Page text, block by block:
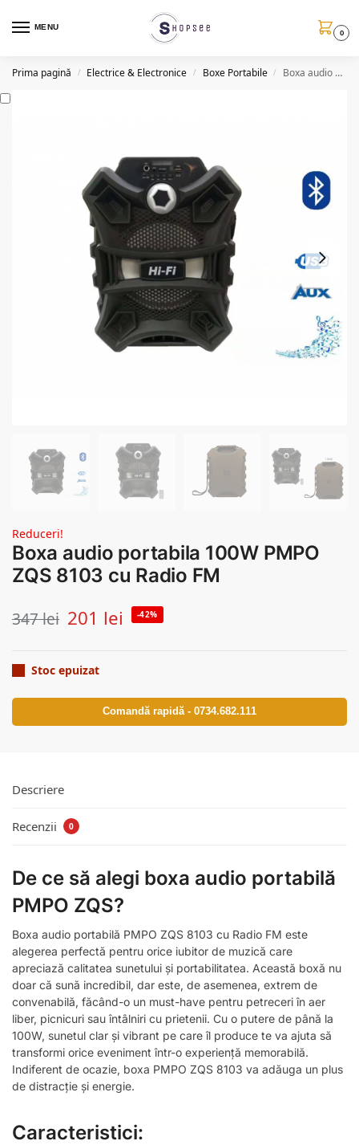
MENU
0
Prima pagină / Electrice & Electronice / Boxe Portabile / Boxa audio portabila 100W PMPO ZQS 8103 cu Radio FM
Reduceri!
Boxa audio portabila 100W PMPO
ZQS 8103 cu Radio FM
347lei 201 lei -42%
Stoc epuizat
Comandă rapidă - 0734.682.111
Descriere
Recenzii 0
De ce să alegi boxa audio portabilă
PMPO ZQS?
Boxa audio portabilă PMPO ZQS 8103 cu Radio FM este
alegerea perfectă pentru orice iubitor de muzică care
apreciază calitatea sunetului și portabilitatea. Această boxă nu
doar că sună incredibil, dar este, de asemenea, extrem de
convenabilă, făcând-o un must-have pentru petreceri în aer
liber, picnicuri sau întâlniri cu prietenii. Cu o putere de până la
100W, sunetul clar și vibrant pe care îl produce te va ajuta să
transformi orice eveniment într-o experiență memorabilă.
Indiferent de ocazie, boxa PMPO ZQS 8103 va adăuga un plus
de distracție și energie.
Caracteristici: